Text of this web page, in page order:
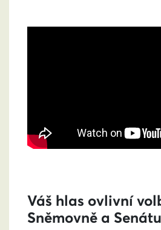
Váš hlas ovlivní
Sněmovně a Senátu